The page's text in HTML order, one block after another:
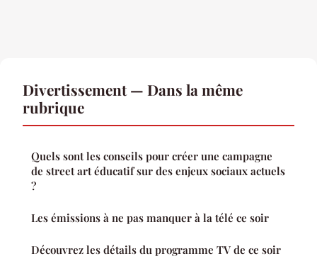
Divertissement — Dans la même
rubrique
Quels sont les conseils pour créer une campagne
de street art éducatif sur des enjeux sociaux actuels
?
Les émissions à ne pas manquer à la télé ce soir
Découvrez les détails du programme TV de ce soir